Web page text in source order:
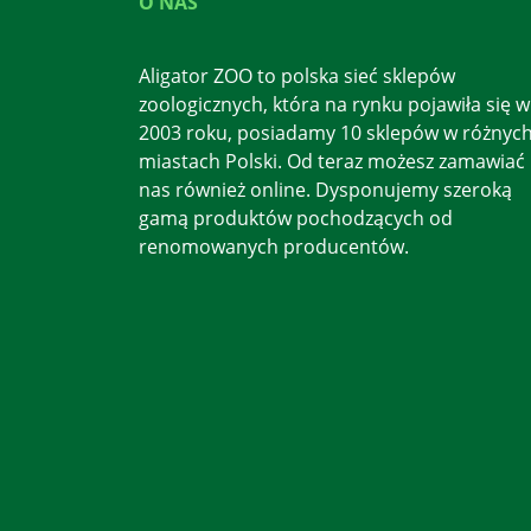
Aligator ZOO to polska sieć sklepów
zoologicznych, która na rynku pojawiła się w
2003 roku, posiadamy 10 sklepów w
miastach Polski. Od teraz możesz zamawiać
nas również online. Dysponujemy szeroką
gamą produktów pochodzących od
renomowanych producentów.